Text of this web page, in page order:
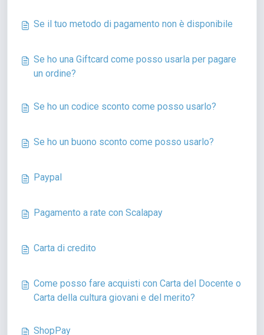
Se il tuo metodo di pagamento non è disponibile
Se ho una Giftcard come posso usarla per pagare
un ordine?
Se ho un codice sconto come posso usarlo?
Se ho un buono sconto come posso usarlo?
Paypal
Pagamento a rate con Scalapay
Carta di credito
Come posso fare acquisti con Carta del Docente o
Carta della cultura giovani e del merito?
ShopPay